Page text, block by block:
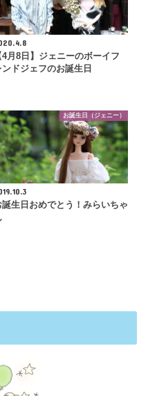
4月8日】ジェニーのボーイフ
ンドジェフのお誕生日
お誕生日（ジェニー）
誕生日おめでとう！みらいちゃ